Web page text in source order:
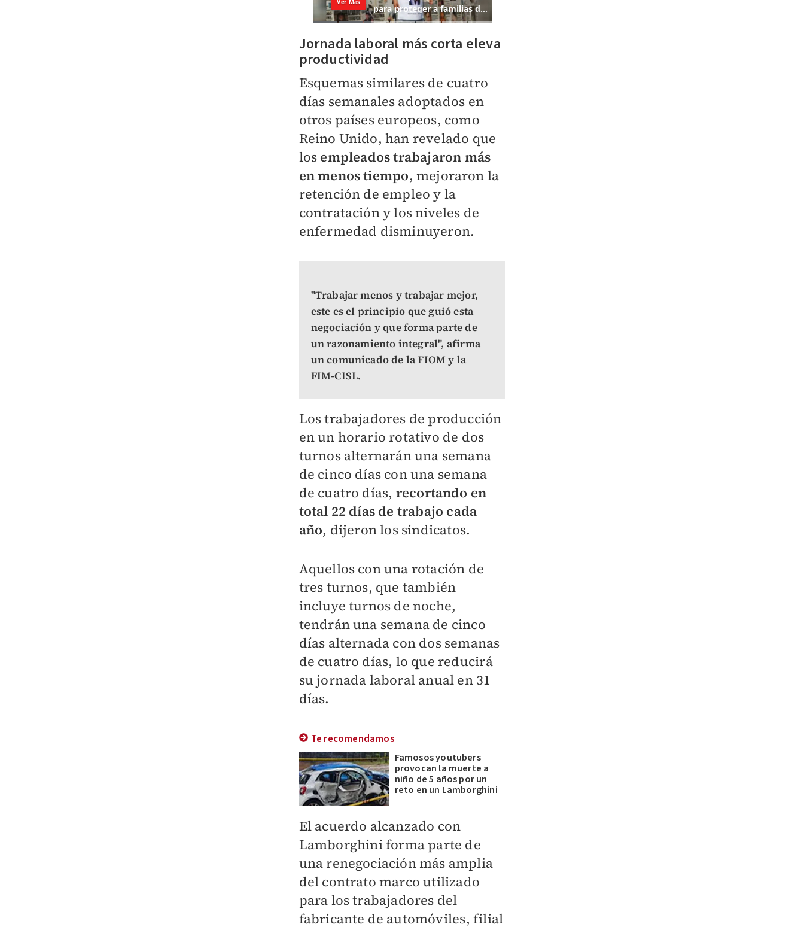
Jornada laboral más corta eleva
productividad
Esquemas similares de cuatro
días semanales adoptados en
otros países europeos, como
Reino Unido, han revelado que
los empleados trabajaron más
en menos tiempo, mejoraron la
retención de empleo y la
contratación y los niveles de
enfermedad disminuyeron.
"Trabajar menos y trabajar mejor,
este es el principio que guió esta
negociación y que forma parte de
un razonamiento integral", afirma
un comunicado de la FIOM y la
FIM-CISL.
Los trabajadores de producción
en un horario rotativo de dos
turnos alternarán una semana
de cinco días con una semana
de cuatro días, recortando en
total 22 días de trabajo cada
año, dijeron los sindicatos.
Aquellos con una rotación de
tres turnos, que también
incluye turnos de noche,
tendrán una semana de cinco
días alternada con dos semanas
de cuatro días, lo que reducirá
su jornada laboral anual en 31
días.
Te recomendamos
Famosos youtubers
provocan la muerte a
niño de 5 años por un
reto en un Lamborghini
El acuerdo alcanzado con
Lamborghini forma parte de
una renegociación más amplia
del contrato marco utilizado
para los trabajadores del
fabricante de automóviles, filial